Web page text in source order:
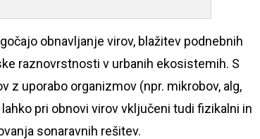
obnavljanje virov, blažitev podnebnih
raznovrstnosti v urbanih ekosistemih. S
z uporabo organizmov (npr. mikrobov, alg,
pri obnovi virov vključeni tudi fizikalni in
sonaravnih rešitev.